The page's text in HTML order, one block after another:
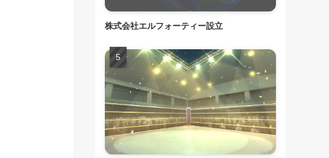
株式会社エルフォーティー設立